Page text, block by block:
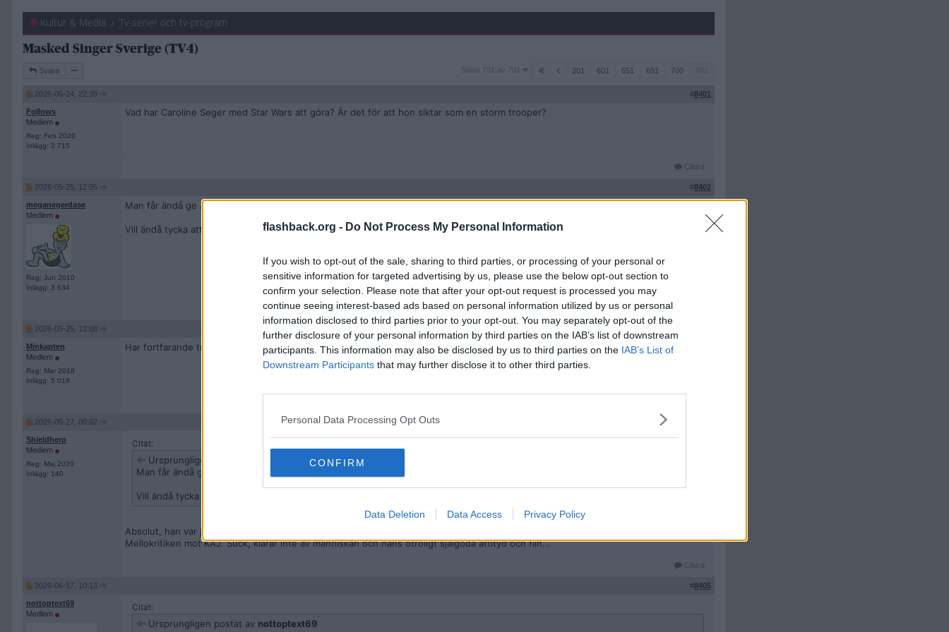
flashback.org - Do Not Process My Personal Information
If you wish to opt-out of the sale, sharing to third parties, or processing of your personal or
sensitive information for targeted advertising by us, please use the below opt-out section to
confirm your selection. Please note that after your opt-out request is processed you may
continue seeing interest-based ads based on personal information utilized by us or personal
information disclosed to third parties prior to your opt-out. You may separately opt-out of the
further disclosure of your personal information by third parties on the IAB’s list of downstream
participants. This information may also be disclosed by us to third parties on the IAB’s List of
Downstream Participants that may further disclose it to other third parties.
Personal Data Processing Opt Outs
CONFIRM
Data Deletion Data Access Privacy Policy
Kultur & Media Tv-serier och tv-program
Masked Singer Sverige (TV4)
Svara
Sidan
Sidan 701 av 701 201 601 651 691 700
2026-05-24, 22:39 #8401
Follows
Medlem
Reg: Feb 2020
Inlägg: 2 715
Vad har Caroline Seger med Star Wars att göra? Är det för att hon siktar som en storm trooper?
Citera
2026-05-25, 12:05 #8402
meganegerdase
Medlem
Reg: Jun 2010
Inlägg: 3 634
Man får ändå ge John Lundvik att han gjorde det bästa av situationen som riktig artist i ett program mot amatörer.
Vill ändå tycka att säsongens bästa framträdande var Sheriffens finalnummer, han förtjänar att vinna
2026-05-25, 12:08
Minkapten
Medlem
Reg: Mar 2018
Inlägg: 5 018
Har fortfarande trauma efter man sett detta, hur jäkla dåligt det är
2026-05-27, 00:02
Shieldhero
Medlem
Reg: Maj 2020
Inlägg: 140
Citat:
Ursprungligen postat av
meganegerdase
Man får ändå ge John Lundvik att han gjorde det bästa av situationen som riktig artist i ett program mot amatörer.
Vill ändå tycka att säsongens bästa framträdande var Sheriffens finalnummer, han förtjänar att vinna
Absolut, han var ju tvungen att mata sitt ego och självgodhet mer på något sätt då han mer eller mindre blivit cancellad efter
Mellokritiken mot KAJ. Suck, klarar inte av människan och hans otroligt själgoda attityd och flin...
Citera
2026-06-17, 10:13 #8405
nottoptext69
Medlem
Citat:
Ursprungligen postat av nottoptext69